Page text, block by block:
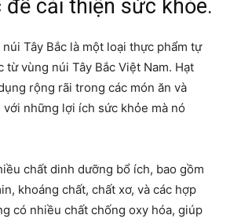
để cải thiện sức khỏe.
Tây Bắc là một loại thực phẩm tự
từ vùng núi Tây Bắc Việt Nam. Hạt
rộng rãi trong các món ăn và
những lợi ích sức khỏe mà nó
chất dinh dưỡng bổ ích, bao gồm
khoáng chất, chất xơ, và các hợp
có nhiều chất chống oxy hóa, giúp